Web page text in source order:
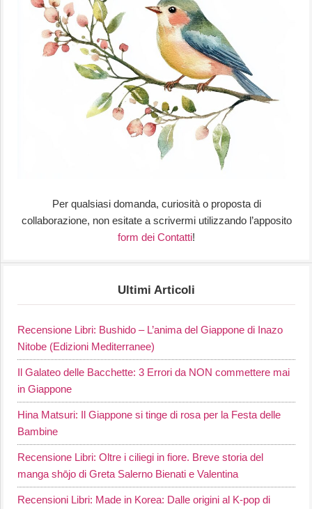
Per qualsiasi domanda, curiosità o proposta di
collaborazione, non esitate a scrivermi utilizzando l’apposito
form dei Contatti!
Ultimi Articoli
Recensione Libri: Bushido – L’anima del Giappone di Inazo
Nitobe (Edizioni Mediterranee)
Il Galateo delle Bacchette: 3 Errori da NON commettere mai
in Giappone
Hina Matsuri: Il Giappone si tinge di rosa per la Festa delle
Bambine
Recensione Libri: Oltre i ciliegi in fiore. Breve storia del
manga shōjo di Greta Salerno Bienati e Valentina
Recensioni Libri: Made in Korea: Dalle origini al K-pop di